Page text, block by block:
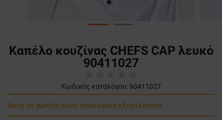
Καπέλο κουζίνας CHEFS CAP λευκό
90411027
Κωδικός καταλόγου: 90411027
Αυτό το προϊόν είναι προσωρινά εξαντλημένο.